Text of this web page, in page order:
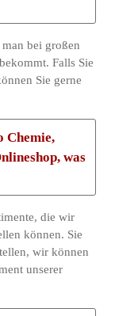
bei großen
Falls Sie
Sie gerne
Chemie,
was
die wir
können. Sie
wir können
unserer